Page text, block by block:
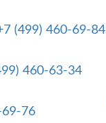
(499) 460-69-84
460-63-34
69-76